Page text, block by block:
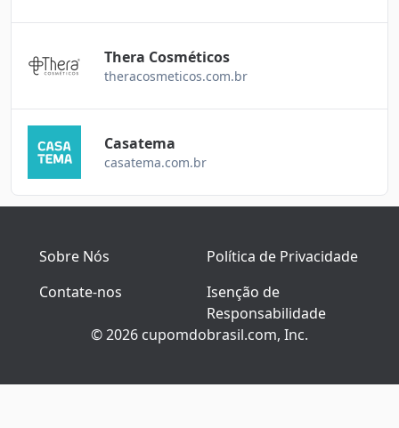
Thera Cosméticos
theracosmeticos.com.br
Casatema
casatema.com.br
Sobre Nós
Política de Privacidade
Contate-nos
Isenção de
Responsabilidade
© 2026 cupomdobrasil.com, Inc.